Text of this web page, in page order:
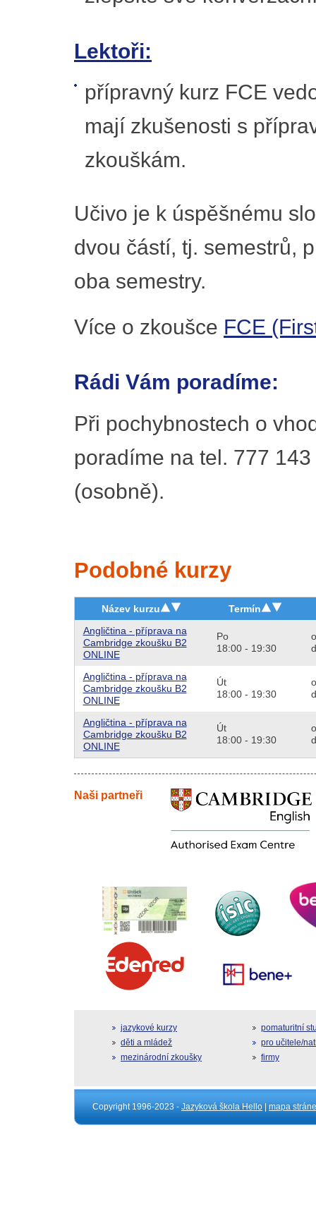
Lektoři:
přípravný kurz FCE
mají zkušenosti s
zkouškám.
Učivo je k úspěšnému
dvou částí, tj. semestrů,
oba semestry.
Více o zkoušce FCE
Rádi Vám poradíme:
Při pochybnostech o
poradíme na tel. 777
(osobně).
Podobné kurzy
Název kurzu
Termín
Angličtina - příprava na
Cambridge zkoušku B2
ONLINE
Po
18:00 - 19:30
Angličtina - příprava na
Cambridge zkoušku B2
ONLINE
Út
18:00 - 19:30
Angličtina - příprava na
Cambridge zkoušku B2
ONLINE
Út
18:00 - 19:30
Naši partneři
jazykové kurzy
děti a mládež
mezinárodní zkoušky
pomaturitní
pro učitele/
firmy
Copyright 1996-2023 - Jazyková škola Hello | mapa